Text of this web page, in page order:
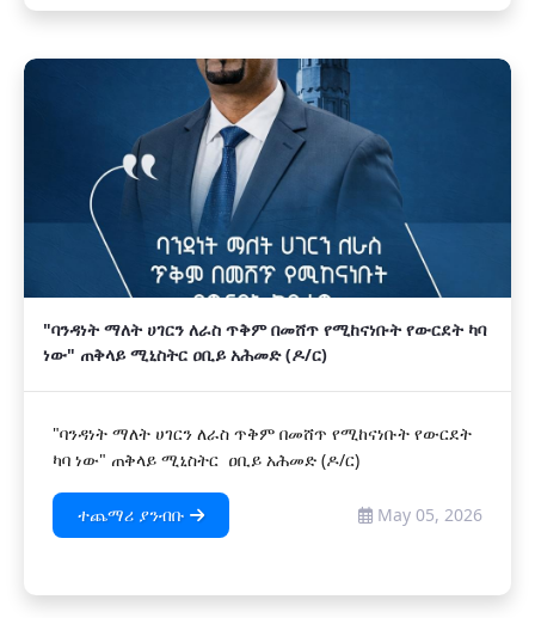
"ባንዳነት ማለት ሀገርን ለራስ ጥቅም በመሸጥ የሚከናነቡት የውርደት ካባ
ነው" ጠቅላይ ሚኒስትር ዐቢይ አሕመድ (ዶ/ር)
"ባንዳነት ማለት ሀገርን ለራስ ጥቅም በመሸጥ የሚከናነቡት የውርደት
ካባ ነው" ጠቅላይ ሚኒስትር ዐቢይ አሕመድ (ዶ/ር)
ተጨማሪ ያንብቡ May 05, 2026